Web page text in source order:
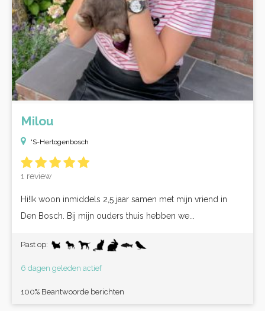
Milou
'S-Hertogenbosch
1 review
Hi!Ik woon inmiddels 2,5 jaar samen met mijn vriend in
Den Bosch. Bij mijn ouders thuis hebben we...
Past op:
6 dagen geleden actief
100% Beantwoorde berichten